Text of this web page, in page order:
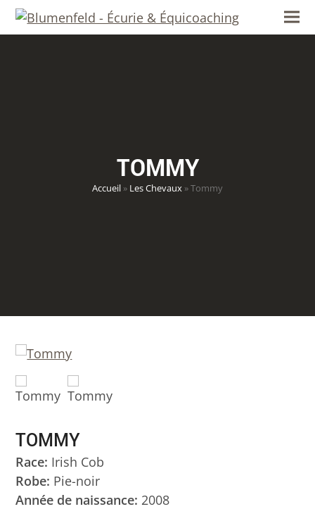
content
TOMMY
Accueil » Les Chevaux »Tommy
TOMMY
Race: Irish Cob
Robe: Pie-noir
Année de naissance: 2008